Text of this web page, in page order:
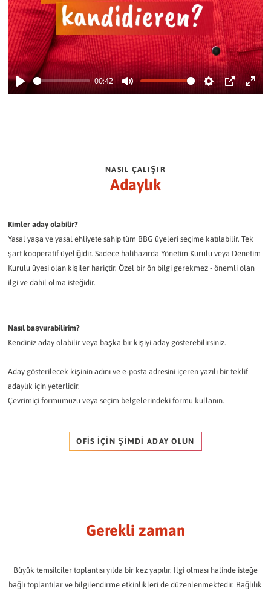
Play
00:42
Mute
SettingsPIP
Enter
NASIL ÇALIŞIR
Adaylık
Kimler aday olabilir?
Yasal yaşa ve yasal ehliyete sahip tüm BBG üyeleri seçime katılabilir. Tek
şart kooperatif üyeliğidir. Sadece halihazırda Yönetim Kurulu veya Denetim
Kurulu üyesi olan kişiler hariçtir. Özel bir ön bilgi gerekmez - önemli olan
ilgi ve dahil olma isteğidir.
Nasıl başvurabilirim?
Kendiniz aday olabilir veya başka bir kişiyi aday gösterebilirsiniz.
Aday gösterilecek kişinin adını ve e-posta adresini içeren yazılı bir teklif
adaylık için yeterlidir.
Çevrimiçi formumuzu veya seçim belgelerindeki formu kullanın.
OFIS IÇIN ŞIMDI ADAY OLUN
Gerekli zaman
Büyük temsilciler toplantısı yılda bir kez yapılır. İlgi olması halinde isteğe
bağlı toplantılar ve bilgilendirme etkinlikleri de düzenlenmektedir. Bağlılık